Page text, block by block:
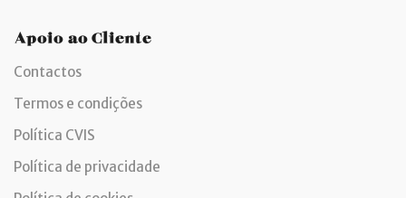
Apoio ao Cliente
Contactos
Termos e condições
Política CVIS
Política de privacidade